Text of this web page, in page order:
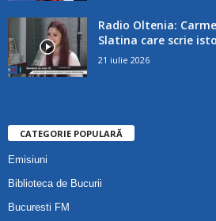
Radio Oltenia:
Slatina care scrie
21 iulie 2026
CATEGORIE POPULARĂ
Emisiuni
Biblioteca de Bucurii
Bucuresti FM